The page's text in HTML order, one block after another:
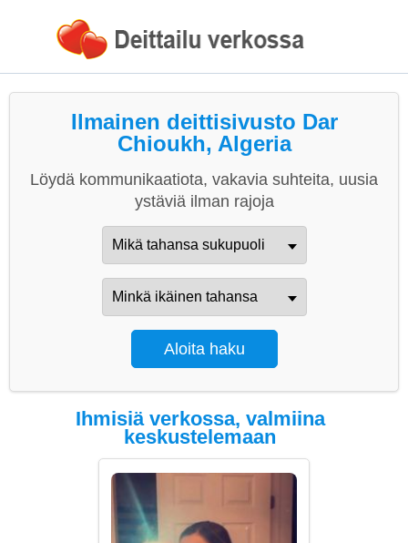
Ilmainen deittisivusto Dar
Chioukh, Algeria
Löydä kommunikaatiota, vakavia suhteita, uusia
ystäviä ilman rajoja
Ihmisiä verkossa, valmiina
keskustelemaan